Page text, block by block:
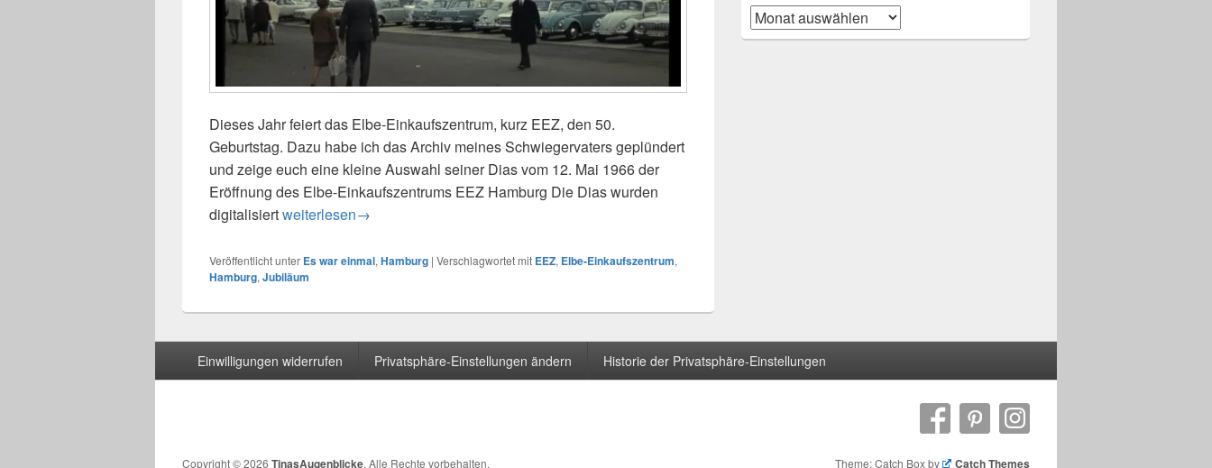
Dieses Jahr feiert das Elbe-Einkaufszentrum, kurz EEZ, den 50.
Geburtstag. Dazu habe ich das Archiv meines Schwiegervaters geplündert
und zeige euch eine kleine Auswahl seiner Dias vom 12. Mai 1966 der
Eröffnung des Elbe-Einkaufszentrums EEZ Hamburg Die Dias wurden
digitalisiertEs war einmal – Elbe-Einkaufszentrum EEZ
weiterlesen→
Veröffentlicht unter Es war einmal, Hamburg | Verschlagwortet mit EEZ, Elbe-Einkaufszentrum,
Hamburg, Jubiläum
Archiv
Einwilligungen widerrufen Privatsphäre-Einstellungen ändern Historie der Privatsphäre-Einstellungen
Copyright © 2026 TinasAugenblicke. Alle Rechte vorbehalten. Theme: Catch Box by Catch Themes